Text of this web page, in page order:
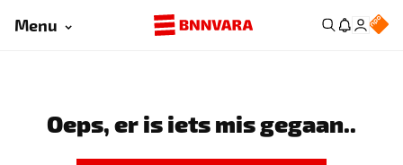
Menu
Oeps, er is iets mis gegaan..